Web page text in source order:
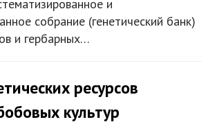
и
собрание (генетический банк)
и гербарных…
ресурсов
культур